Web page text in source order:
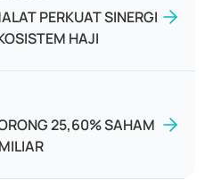
PERKUAT SINERGI
HAJI
25,60% SAHAM